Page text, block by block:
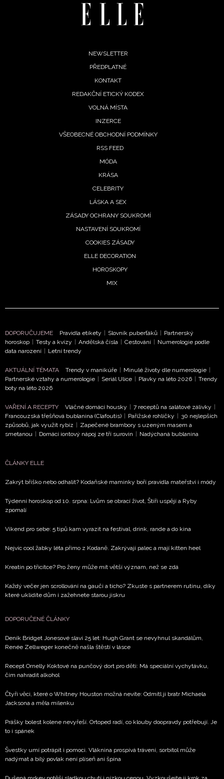
NEWSLETTER
PŘEDPLATNÉ
KONTAKT
REDAKČNÍ ETICKÝ KODEX
VOLNÁ MÍSTA
INZERCE
VŠEOBECNÉ OBCHODNÍ PODMÍNKY
RSS FEED
MÓDA
KRÁSA
CELEBRITY
LÁSKA A SEX
ZÁSADY OCHRANY SOUKROMÍ
NASTAVENÍ SOUKROMÍ
COOKIES ZÁSADY
ELLE DECORATION
HOROSKOPY
MIX
DOPORUČUJEME Pravidla etikety Slovník puberťáků
Partnerský
horoskop
Testy a kvízy Andělská čísla Cestování
Numerologie podle
data narození
Letní trendy
AKTUÁLNÍ TÉMATA Trendy v manikúře Minulé životy dle numerologie
Partnerské vztahy a numerologie
Seriál Ulice Plavky na léto 2026
Trendy
boty na léto 2026
VAŘENÍ A RECEPTY Vláčné domácí housky 7 receptů na salátové zálivky
Francouzská třešňová bublanina (Clafoutis)
Pařížské rohlíčky
30 nejlepších
způsobů, jak využít rybíz
Zapečené brambory s uzeným masem a
smetanou
Domácí iontový nápoj ze tří surovin Nadýchaná bublanina
ČLÁNKY ELLE
Zakrýt bříško nebo odhalit? Kodaňské maminky boří pravidla mateřství i módy
Týdenní horoskop od 10. srpna: Lvům se obrací život, Štíři uspějí a Ryby
zpomalí
Víkend pro sebe: 5 tipů kam vyrazit na festival, drink, rande a do kina
Nejvíc cool žabky léta přímo z Kodaně. Zakrývají palec a mají kitten heel
Kreatin po třicítce? Pro ženy může mít větší význam, než se zdá
Každý večer jen scrollování na gauči a ticho? Zkuste s partnerem rutinu, díky
které uklidíte dům i zažehnete starou jiskru
DOPORUČENÉ ČLÁNKY
Deník Bridget Jonesové slaví 25 let: Hugh Grant se nevyhnul skandálům,
Renée Zellweger konečně našla štěstí v lásce
Recept Ornelly Koktové na punčový dort pro děti: Má speciální vychytávku,
čím nahradit alkohol
Čtyři věci, které o Whitney Houston možná nevíte: Odmítl ji bratr Michaela
Jacksona a měla milenku
Prášky bolest kolene nevyřeší. Ortoped radí, co klouby doopravdy potřebují. Je
to i spánek
Švestky umí potrápit i pomoci. Vláknina prospívá trávení, sorbitol může
nadýmat a bílý povlak není plíseň ani špína